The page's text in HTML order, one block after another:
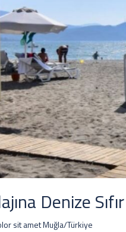
Denize
sit amet Muğla/Türkiye